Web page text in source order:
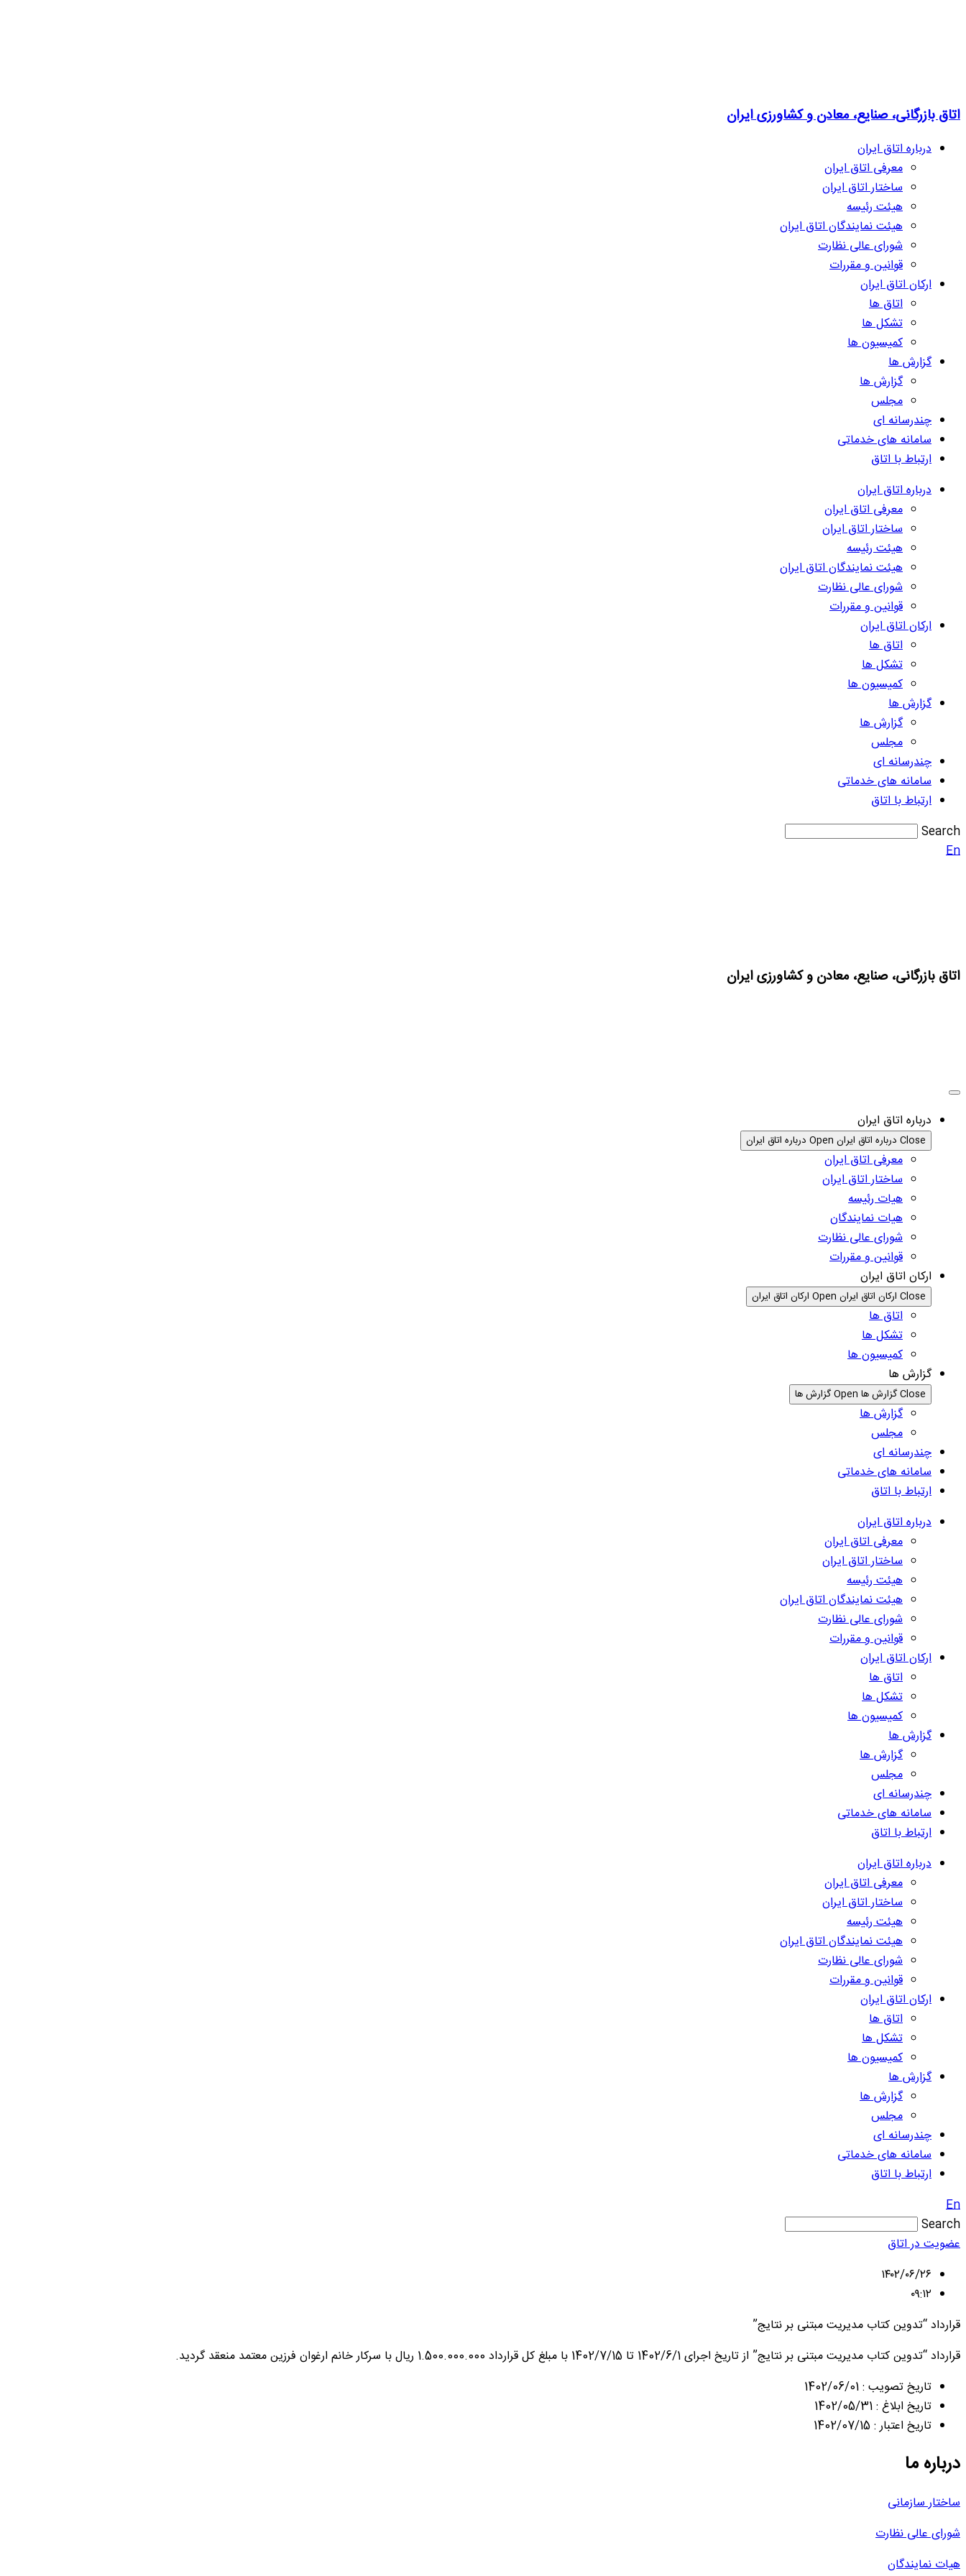
اتاق بازرگانی، صنایع، معادن و کشاورزی ایران
درباره اتاق ایران
معرفی اتاق ایران
ساختار اتاق ایران
هیئت رئیسه
هیئت نمایندگان اتاق ایران
شورای عالی نظارت
قوانین و مقررات
ارکان اتاق ایران
اتاق ها
تشکل ها
کمیسیون ها
گزارش ها
گزارش ها
مجلس
چندرسانه ای
سامانه های خدماتی
ارتباط با اتاق
درباره اتاق ایران
معرفی اتاق ایران
ساختار اتاق ایران
هیئت رئیسه
هیئت نمایندگان اتاق ایران
شورای عالی نظارت
قوانین و مقررات
ارکان اتاق ایران
اتاق ها
تشکل ها
کمیسیون ها
گزارش ها
گزارش ها
مجلس
چندرسانه ای
سامانه های خدماتی
ارتباط با اتاق
Search
En
اتاق بازرگانی، صنایع، معادن و کشاورزی ایران
درباره اتاق ایران
Close درباره اتاق ایران Open درباره اتاق ایران
معرفی اتاق ایران
ساختار اتاق ایران
هیات رئیسه
هیات نمایندگان
شورای عالی نظارت
قوانین و مقررات
ارکان اتاق ایران
Close ارکان اتاق ایران Open ارکان اتاق ایران
اتاق ها
تشکل ها
کمیسیون ها
گزارش ها
Close گزارش ها Open گزارش ها
گزارش ها
مجلس
چندرسانه ای
سامانه های خدماتی
ارتباط با اتاق
درباره اتاق ایران
معرفی اتاق ایران
ساختار اتاق ایران
هیئت رئیسه
هیئت نمایندگان اتاق ایران
شورای عالی نظارت
قوانین و مقررات
ارکان اتاق ایران
اتاق ها
تشکل ها
کمیسیون ها
گزارش ها
گزارش ها
مجلس
چندرسانه ای
سامانه های خدماتی
ارتباط با اتاق
درباره اتاق ایران
معرفی اتاق ایران
ساختار اتاق ایران
هیئت رئیسه
هیئت نمایندگان اتاق ایران
شورای عالی نظارت
قوانین و مقررات
ارکان اتاق ایران
اتاق ها
تشکل ها
کمیسیون ها
گزارش ها
گزارش ها
مجلس
چندرسانه ای
سامانه های خدماتی
ارتباط با اتاق
En
Search
عضویت در اتاق
۱۴۰۲/۰۶/۲۶
۰۹:۱۲
قرارداد “تدوین کتاب مدیریت مبتنی بر نتایج”
قرارداد “تدوین کتاب مدیریت مبتنی بر نتایج” از تاریخ اجرای 1402/6/1 تا 1402/7/15 با مبلغ کل قرارداد 1.500.000.000 ریال با سرکار خانم ارغوان فرزین معتمد منعقد گردید.
تاریخ تصویب : 1402/06/01
تاریخ ابلاغ : 1402/05/31
تاریخ اعتبار : 1402/07/15
درباره ما
ساختار سازمانی
شورای عالی نظارت
هیات نمایندگان